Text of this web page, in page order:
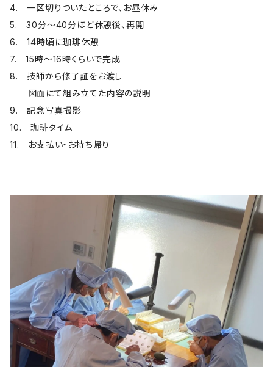
4. 一区切りついたところで、お昼休み
5. 30分～40分ほど休憩後、再開
6. 14時頃に珈琲休憩
7. 15時～16時くらいで完成
8. 技師から修了証をお渡し
図面にて組み立てた内容の説明
9. 記念写真撮影
10. 珈琲タイム
11. お支払い・お持ち帰り